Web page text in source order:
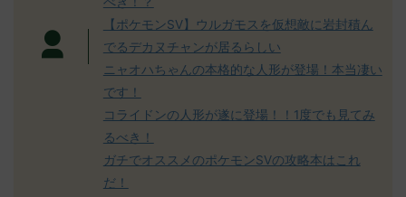
【ポケモンSV】ウルガモスを仮想敵に岩封積ん
でるデカヌチャンが居るらしい
ニャオハちゃんの本格的な人形が登場！本当凄い
です！
コライドンの人形が遂に登場！！1度でも見てみ
るべき！
ガチでオススメのポケモンSVの攻略本はこれ
だ！